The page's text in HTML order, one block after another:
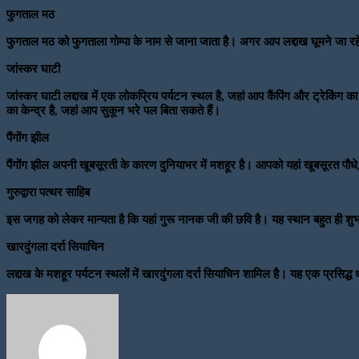
फुगताल मठ
फुगताल मठ को फुगताला गोम्पा के नाम से जाना जाता है। अगर आप लद्दाख घूमने
जांस्कर घाटी
जांस्कर घाटी लद्दाख में एक लोकप्रिय पर्यटन स्थल है, जहां आप कैंपिंग और ट्रेकिंग
का केन्द्र है, जहां आप सुकून भरे पल बिता सकते हैं।
पैंगोंग झील
पैंगोंग झील अपनी खूबसूरती के कारण दुनियाभर में मशहूर है। आपको यहां खूबसूरत पौधे,
गुरुद्वारा पत्थर साहिब
इस जगह को लेकर मान्यता है कि यहां गुरू नानक जी की छवि है। यह स्थान बहुत ही शुभ
खारदुंगला दर्रा सियाचिन
लद्दाख के मशहूर पर्यटन स्थलों में खारदुंगला दर्रा सियाचिन शामिल है। यह एक